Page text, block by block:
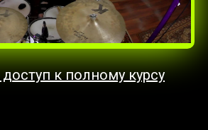
к полному курсу